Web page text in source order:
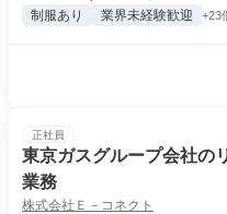
制服あり 業界未経験歓迎 +23
正社員
東京ガスグループ会社の
業務
株式会社Ｅ－コネクト